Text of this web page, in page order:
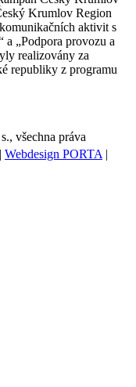
Krumlov Region
aktivit s
„Podpora provozu a
realizovány za
republiky z programu
všechna práva
| Webdesign PORTA |